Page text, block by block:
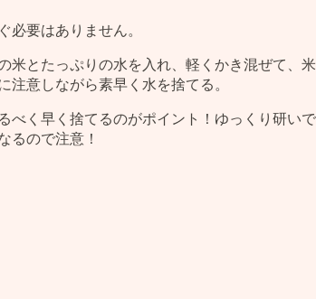
必要はありません。
米とたっぷりの水を入れ、軽くかき混ぜて、
注意しながら素早く水を捨てる。
べく早く捨てるのがポイント！ゆっくり研い
るので注意！